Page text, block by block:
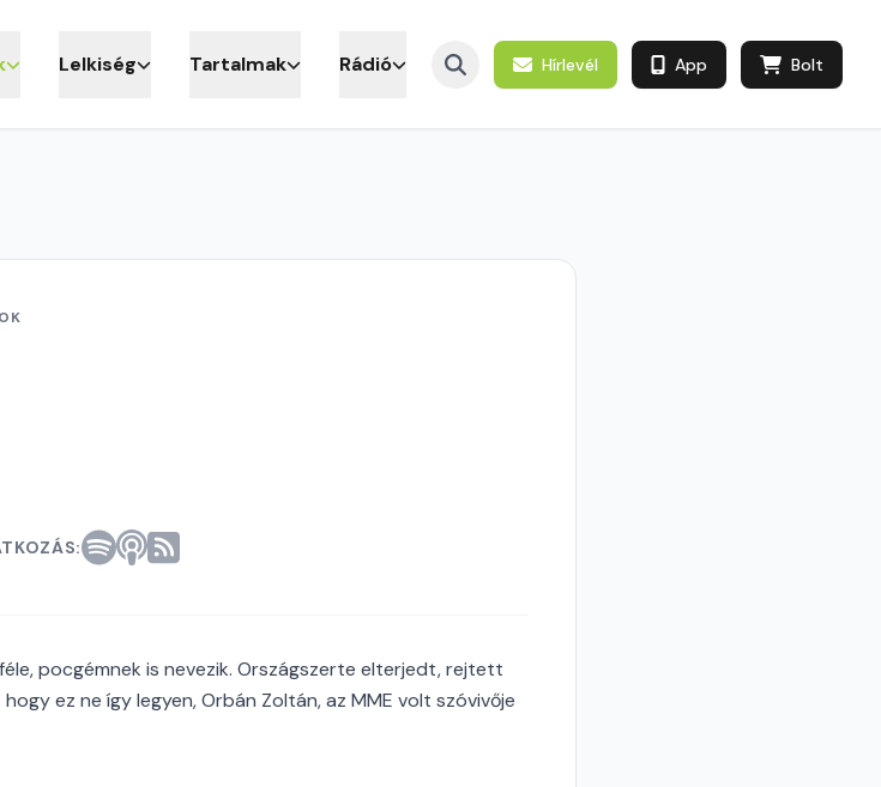
Lelkiség Tartalmak Rádió Hírlevél App Bolt
pocgémnek is nevezik. Országszerte elterjedt, rejtett
ez ne így legyen, Orbán Zoltán, az MME volt szóvivője